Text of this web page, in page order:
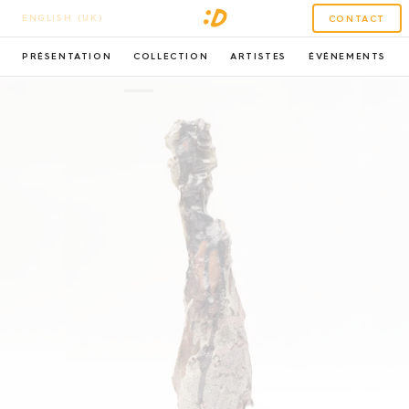
ENGLISH (UK) CONTACT
PRÉSENTATION COLLECTION ARTISTES ÉVÉNEMENTS